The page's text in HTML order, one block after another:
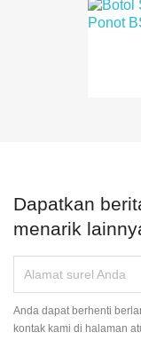
Dapatkan
menarik
Anda dapat berhenti
kontak kami di halaman